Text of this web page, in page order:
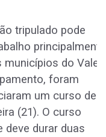
tripulado pode
principalmente
municípios do Vale
foram
um curso de
(21). O curso
deve durar duas